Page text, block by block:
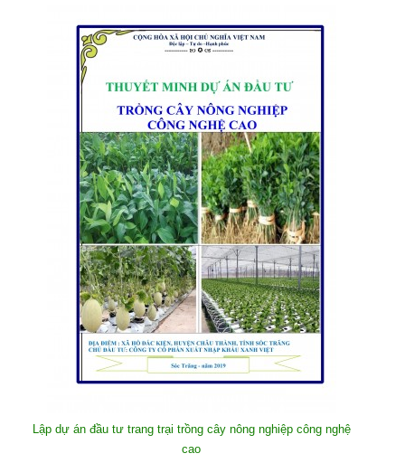
Lập dự án đầu tư trang trại trồng cây nông nghiệp công nghệ
cao